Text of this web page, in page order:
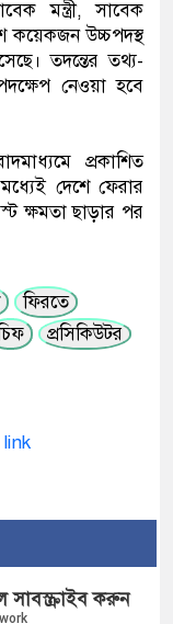
মন্ত্রী, সাবেক
কয়েকজন উচ্চপদস্থ
তদন্তের তথ্য-
নেওয়া হবে
প্রকাশিত
দেশে ফেরার
ক্ষমতা ছাড়ার পর
ফিরতে
প্রসিকিউটর
সাবস্ক্রাইব করুন